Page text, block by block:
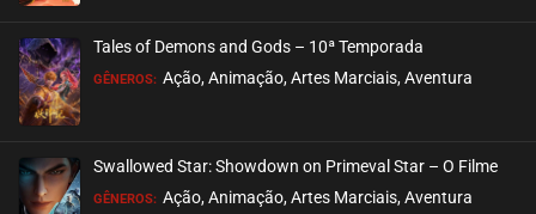
Tales of Demons and Gods – 10ª Temporada
GÊNEROS: Ação, Animação, Artes Marciais, Aventura
Swallowed Star: Showdown on Primeval Star – O Filme
GÊNEROS: Ação, Animação, Artes Marciais, Aventura